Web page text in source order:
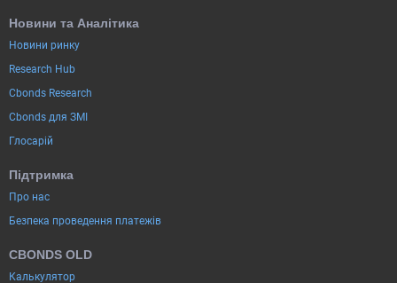
Новини та Аналітика
Новини ринку
Research Hub
Cbonds Research
Cbonds для ЗМІ
Глосарій
Підтримка
Про нас
Безпека проведення платежів
CBONDS OLD
Калькулятор